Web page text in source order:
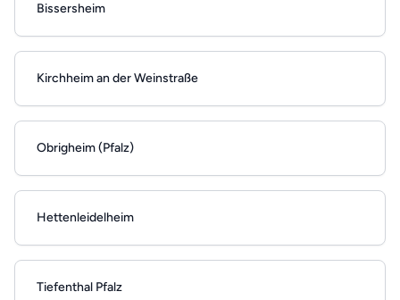
Bissersheim
Kirchheim an der Weinstraße
Obrigheim (Pfalz)
Hettenleidelheim
Tiefenthal Pfalz